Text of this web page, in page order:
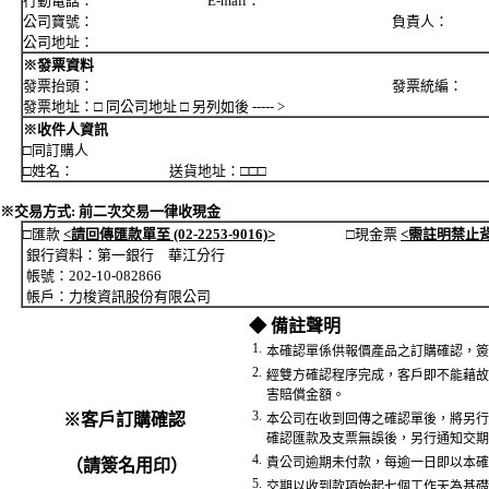
公司寶號： 負責人：
公司地址：
※發票資料
發票抬頭： 發票統編：
發票地址：□ 同公司地址 □ 另列如後 ----- >
※收件人資訊
□同訂購人
□姓名： 送貨地址：□□□
※交易方式: 前二次交易一律收現金
□匯款 <請回傳匯款單至 (02-2253-9016)> □現金票 <需註明禁止
銀行資料：第一銀行 華江分行
帳號：202-10-082866
帳戶：力梭資訊股份有限公司
※客戶訂購確認
（請簽名用印）
◆ 備註聲明
1. 本確認單係供報價產品之訂購確認，
2. 經雙方確認程序完成，客戶即不能藉
害賠償金額。
3. 本公司在收到回傳之確認單後，將另
確認匯款及支票無誤後，另行通知交
4. 貴公司逾期未付款，每逾一日即以本
5.